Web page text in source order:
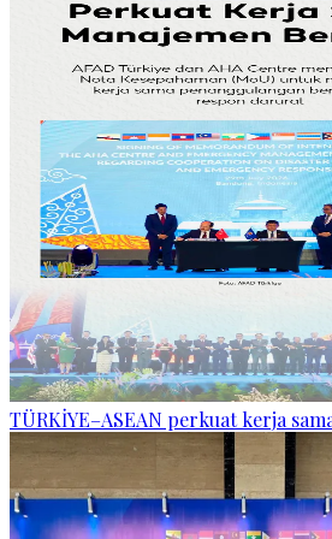
TÜRKİYE–ASEAN perkuat kerja